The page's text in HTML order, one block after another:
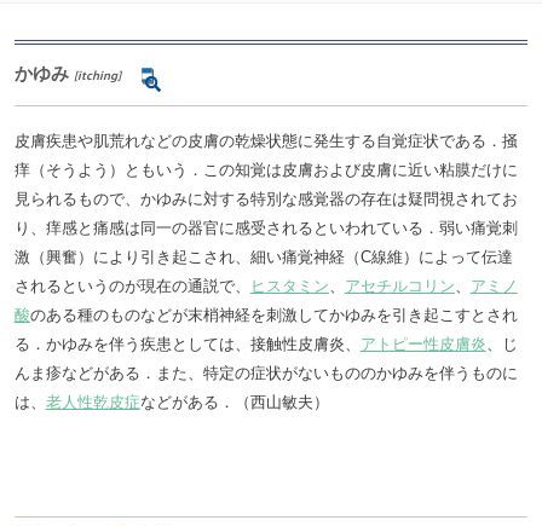
かゆみ [itching]
皮膚疾患や肌荒れなどの皮膚の乾燥状態に発生する自覚症状である．掻
痒（そうよう）ともいう．この知覚は皮膚および皮膚に近い粘膜だけに
見られるもので、かゆみに対する特別な感覚器の存在は疑問視されてお
り、痒感と痛感は同一の器官に感受されるといわれている．弱い痛覚刺
激（興奮）により引き起こされ、細い痛覚神経（C線維）によって伝達
されるというのが現在の通説で、
ヒスタミン、 アセチルコリン、 アミノ
酸のある種のものなどが末梢神経を刺激してかゆみを引き起こすとされ
る．かゆみを伴う疾患としては、接触性皮膚炎、 アトピー性皮膚炎、じ
んま疹などがある．また、特定の症状がないもののかゆみを伴うものに
は、 老人性乾皮症などがある．（西山敏夫）